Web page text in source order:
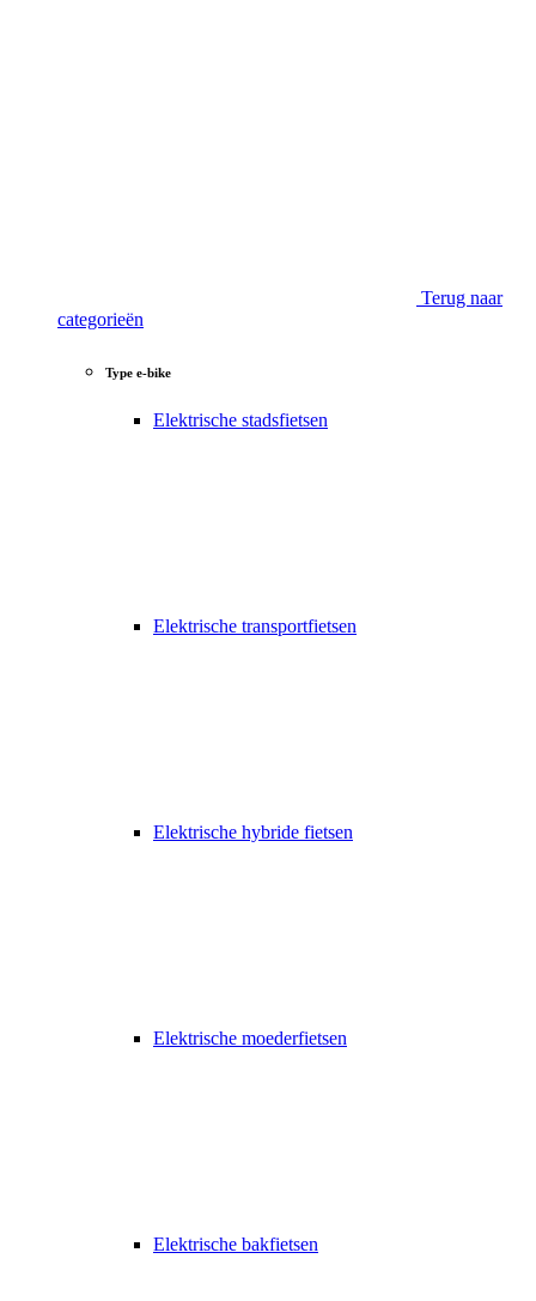
Terug naar
categorieën
Type e-bike
Elektrische stadsfietsen
Elektrische transportfietsen
Elektrische hybride fietsen
Elektrische moederfietsen
Elektrische bakfietsen